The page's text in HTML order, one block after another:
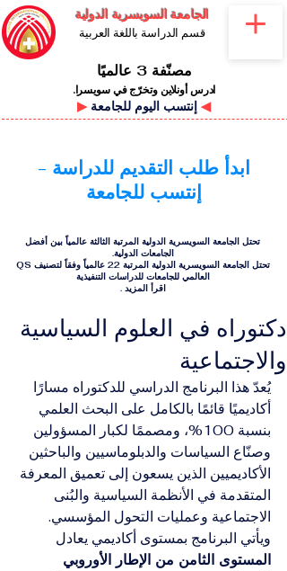
الجامعة السويسرية الدولية
قسم الدراسة باللغة العربية
مصنّفة 3 عالميًا
ادرس أونلاين وتخرّج في سويسرا.
▶ ◀
ابدأ طلب التقديم للدراسة -
إنتسب للجامعة
تحتل الجامعة السويسرية الدولية المرتبة الثالثة عالمياً بين أفضل
الجامعات الدولية.
تحتل الجامعة السويسرية الدولية المرتبة 22 عالمياً وفقاً لتصنيف QS
العالمي للجامعات للدراسات التنفيذية
اقرأ المزيد .
دكتوراه في العلوم السياسية
والاجتماعية
يُعدّ هذا البرنامج الدراسي للدكتوراه مسارًا
أكاديميًا قائمًا بالكامل على البحث العلمي
بنسبة 100%، ومصممًا لكبار المسؤولين
وصنّاع السياسات والدبلوماسيين والباحثين
الأكاديميين الذين يسعون إلى تعميق المعرفة
المتقدمة في الأنظمة السياسية والبُنى
الاجتماعية وعمليات التحول المؤسسي.
ويأتي البرنامج بمستوى أكاديمي يعادل
المستوى الثامن من الإطار الأوروبي